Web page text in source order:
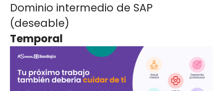
Dominio intermedio de SAP
(deseable)
Temporal